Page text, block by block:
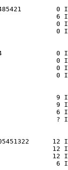
0
6
0
0
0
0
0
0
9
9
6
?
12
12
12
6